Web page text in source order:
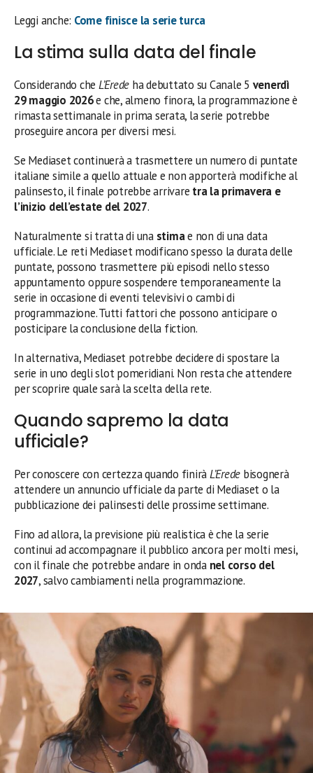
Leggi anche: Come finisce la serie turca
La stima sulla data del finale
Considerando che L’Erede ha debuttato su Canale 5 venerdì
29 maggio 2026e che, almeno finora, la programmazione è
rimasta settimanale in prima serata, la serie potrebbe
proseguire ancora per diversi mesi.
Se Mediaset continuerà a trasmettere un numero di puntate
italiane simile a quello attuale e non apporterà modifiche al
palinsesto, il finale potrebbe arrivare tra la primavera e
l’inizio dell’estate del 2027.
Naturalmente si tratta di una stimae non di una data
ufficiale. Le reti Mediaset modificano spesso la durata delle
puntate, possono trasmettere più episodi nello stesso
appuntamento oppure sospendere temporaneamente la
serie in occasione di eventi televisivi o cambi di
programmazione. Tutti fattori che possono anticipare o
posticipare la conclusione della fiction.
In alternativa, Mediaset potrebbe decidere di spostare la
serie in uno degli slot pomeridiani. Non resta che attendere
per scoprire quale sarà la scelta della rete.
Quando sapremo la data
ufficiale?
Per conoscere con certezza quando finiràL’Erede bisognerà
attendere un annuncio ufficiale da parte di Mediaset o la
pubblicazione dei palinsesti delle prossime settimane.
Fino ad allora, la previsione più realistica è che la serie
continui ad accompagnare il pubblico ancora per molti mesi,
con il finale che potrebbe andare in onda nel corso del
2027, salvo cambiamenti nella programmazione.